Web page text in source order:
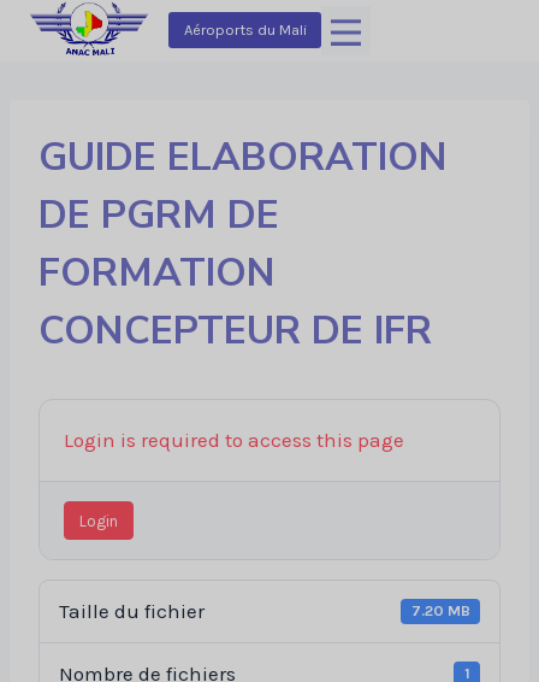
Aller
Aéroports du Mali
GUIDE ELABORATION
DE PGRM DE
FORMATION
CONCEPTEUR DE IFR
Login is required to access this page
Login
Taille du fichier 7.20 MB
Nombre de fichiers 1